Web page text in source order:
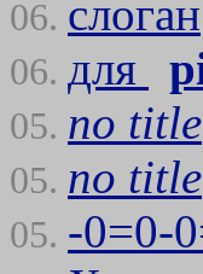
06. слоган
06. для
05. no title
05. no title
05. -0=0-